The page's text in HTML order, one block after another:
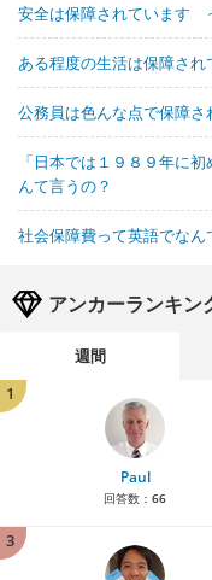
安全は保障されています
ある程度の生活は保障さ
公務員は色んな点で保障
「日本では１９８９年に
んて言うの？
社会保障費って英語でなん
アンカーランキン
週間
1
Paul
回答数： 66
3